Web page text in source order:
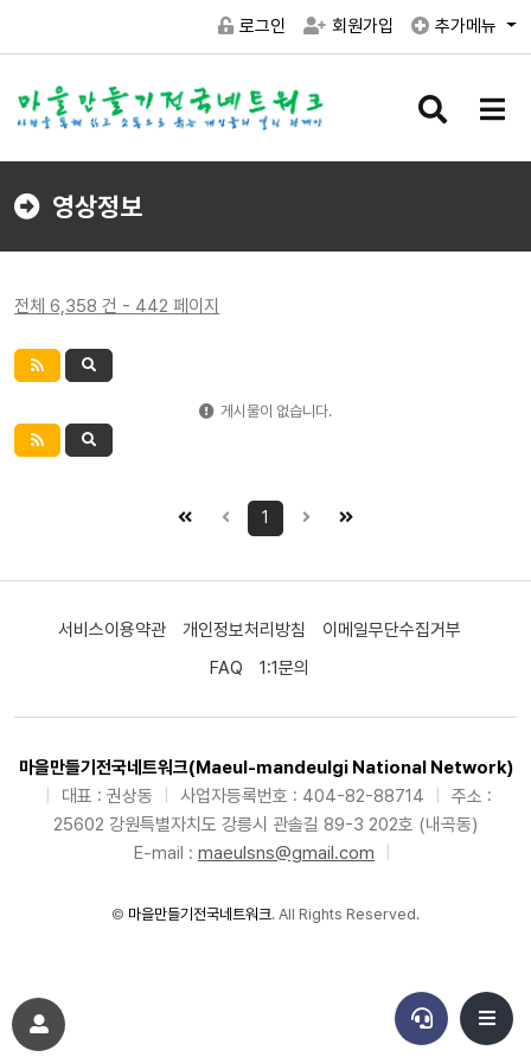
로그인 회원가입 추가메뉴
검
버
메
버
영상정보
전체 6,358 건 - 442 페이지
게시물이 없습니다.
1
서비스이용약관 개인정보처리방침
이메일무단수집거부
FAQ
1:1문의
마을만들기전국네트워크(Maeul-mandeulgi National Network)
대표 : 권상동 사업자등록번호 : 404-82-88714
주소 :
25602 강원특별자치도 강릉시 관솔길 89-3 202호 (내곡동)
E-mail : maeulsns@gmail.com
© 마을만들기전국네트워크. All Rights Reserved.